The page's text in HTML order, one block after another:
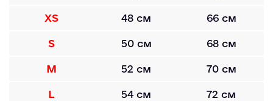
XS 48 см 66 см
S 50 см 68 см
M 52 см 70 см
L 54 см 72 см